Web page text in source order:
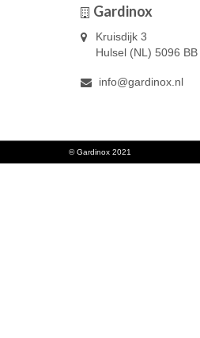
Gardinox
Kruisdijk 3
Hulsel (NL) 5096 BB
info@gardinox.nl
© Gardinox 2021